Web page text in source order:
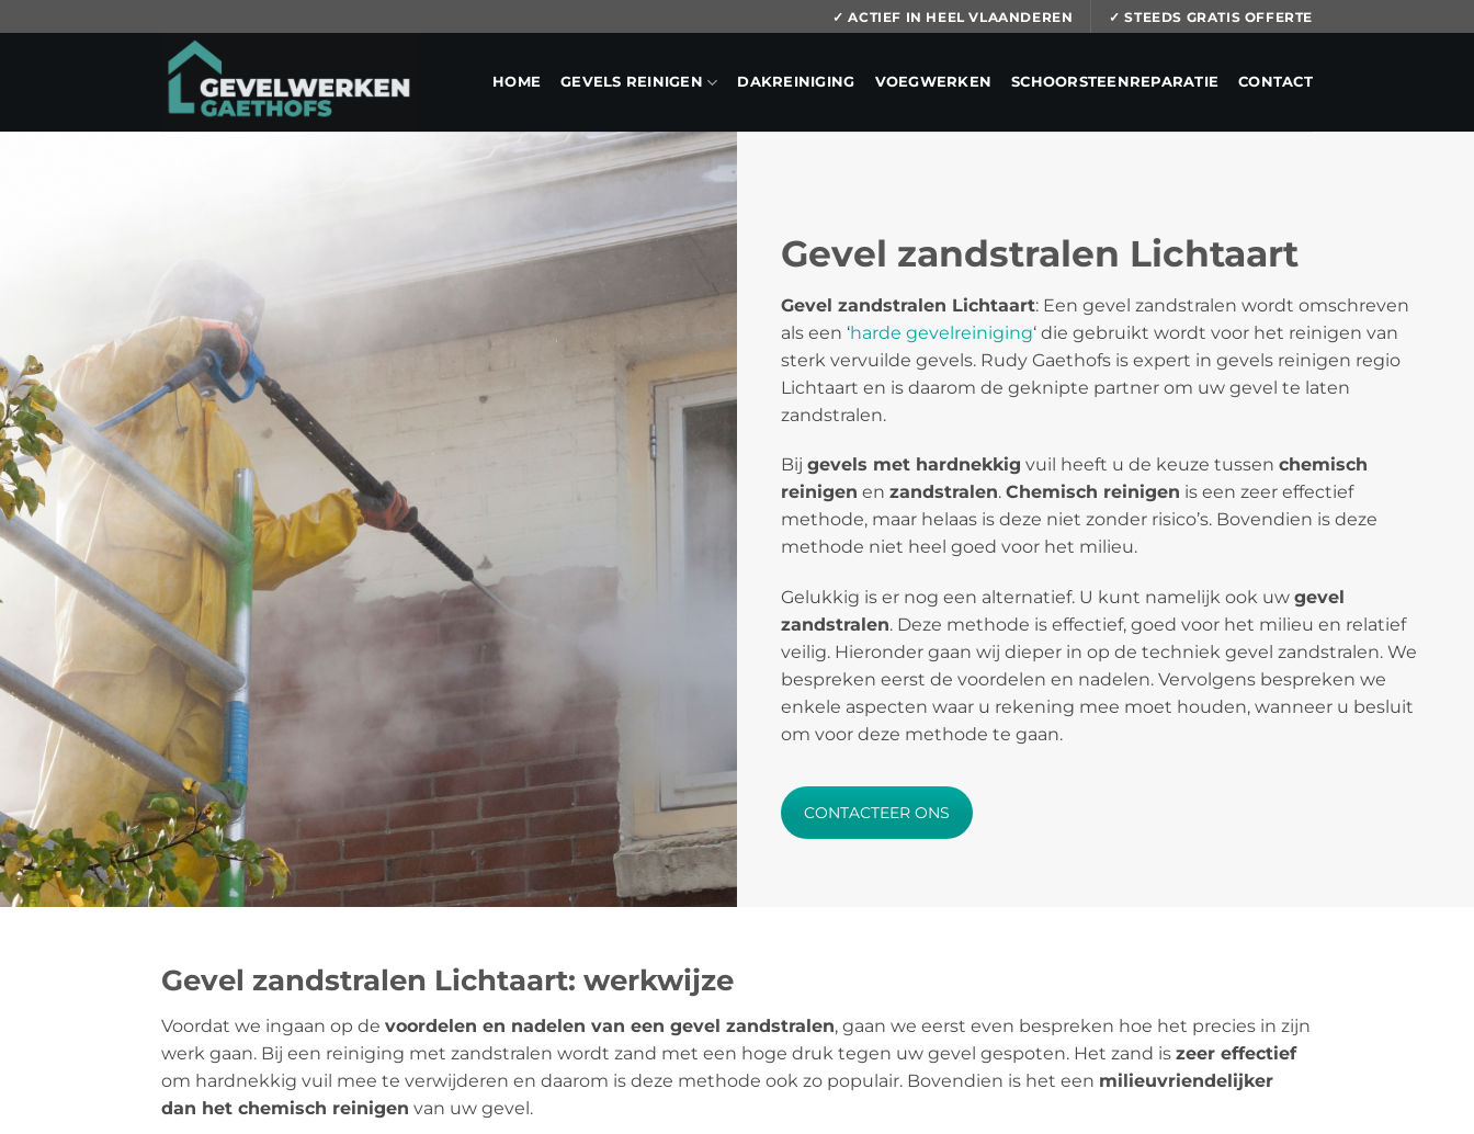
✓ ACTIEF IN HEEL VLAANDEREN ✓ STEEDS GRATIS OFFERTE
HOME GEVELS REINIGEN DAKREINIGING VOEGWERKEN SCHOORSTEENREPARATIE CONTACT
Gevel zandstralen Lichtaart
Gevel zandstralen Lichtaart: Een gevel zandstralen wordt omschreven
als een ‘harde gevelreiniging‘ die gebruikt wordt voor het reinigen van
sterk vervuilde gevels. Rudy Gaethofs is expert in gevels reinigen regio
Lichtaart en is daarom de geknipte partner om uw gevel te laten
zandstralen.
Bij gevels met hardnekkig vuil heeft u de keuze tussen chemisch
reinigen en zandstralen. Chemisch reinigen is een zeer effectief
methode, maar helaas is deze niet zonder risico’s. Bovendien is deze
methode niet heel goed voor het milieu.
Gelukkig is er nog een alternatief. U kunt namelijk ook uw gevel
zandstralen. Deze methode is effectief, goed voor het milieu en relatief
veilig. Hieronder gaan wij dieper in op de techniek gevel zandstralen. We
bespreken eerst de voordelen en nadelen. Vervolgens bespreken we
enkele aspecten waar u rekening mee moet houden, wanneer u besluit
om voor deze methode te gaan.
CONTACTEER ONS
Gevel zandstralen Lichtaart: werkwijze
Voordat we ingaan op de voordelen en nadelen van een gevel zandstralen, gaan we eerst even bespreken hoe het precies in zijn
werk gaan. Bij een reiniging met zandstralen wordt zand met een hoge druk tegen uw gevel gespoten. Het zand is zeer effectief
om hardnekkig vuil mee te verwijderen en daarom is deze methode ook zo populair. Bovendien is het een milieuvriendelijker
dan het chemisch reinigen van uw gevel.